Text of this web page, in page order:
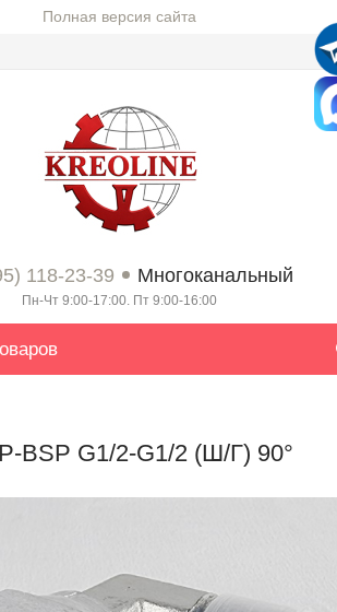
Полная версия сайта
118-23-39 Многоканальный
Пн-Чт 9:00-17:00. Пт 9:00-16:00
BSP G1/2-G1/2 (Ш/Г) 90°